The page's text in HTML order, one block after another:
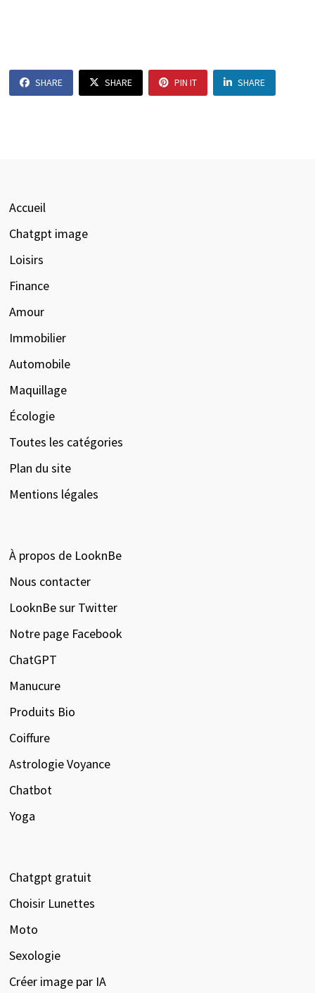
SHARE SHARE PIN IT SHARE
Accueil
Chatgpt image
Loisirs
Finance
Amour
Immobilier
Automobile
Maquillage
Écologie
Toutes les catégories
Plan du site
Mentions légales
À propos de LooknBe
Nous contacter
LooknBe sur Twitter
Notre page Facebook
ChatGPT
Manucure
Produits Bio
Coiffure
Astrologie Voyance
Chatbot
Yoga
Chatgpt gratuit
Choisir Lunettes
Moto
Sexologie
Créer image par IA